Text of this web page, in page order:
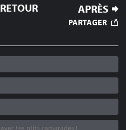
APRÈS
RETOUR
PARTAGER